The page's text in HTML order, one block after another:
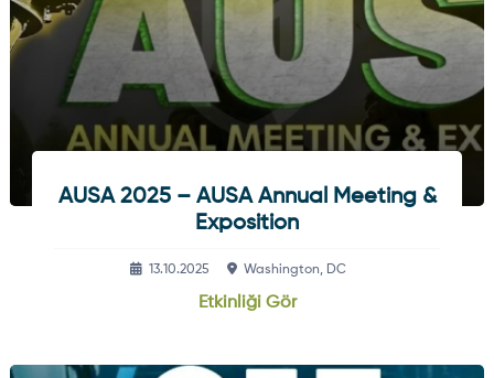
AUSA 2025 – AUSA Annual Meeting &
Exposition
13.10.2025 Washington, DC
Etkinliği Gör